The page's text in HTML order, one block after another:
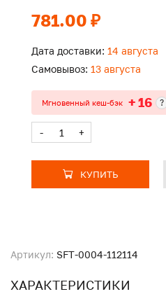
Артикул: SFT-0004-112114
ХАРАКТЕРИСТИКИ
781.00 ₽
Дата доставки: 14 августа
Самовывоз: 13 августа
Мгновенный кеш-бэк + 16 ?
- +
КУПИТЬ